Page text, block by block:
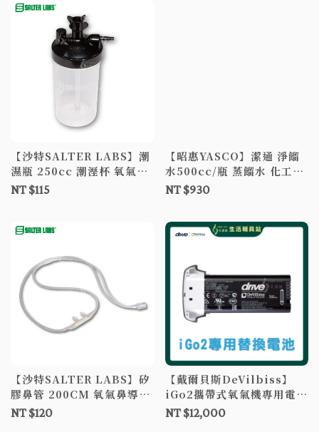
【沙特SALTER LABS】潮
濕瓶 250cc 潮溼杯 氧氣機
潮濕瓶 製氧機潮濕瓶
NT $115
【昭惠YASCO】潔通 淨餾
水500cc/瓶 蒸餾水 化工用
循環水 電瓶添加液 非醫療
NT $930
【沙特SALTER LABS】矽
膠鼻管 200CM 氧氣鼻導管
氧氣鼻管 氧氣套管 加軟舒
NT $120
【戴爾貝斯DeVilbiss】
iGo2攜帶式氧氣機專用電池
攜帶氧電池 手提式氧氣機電
池 氧氣製造機 製氧機
NT $12,000